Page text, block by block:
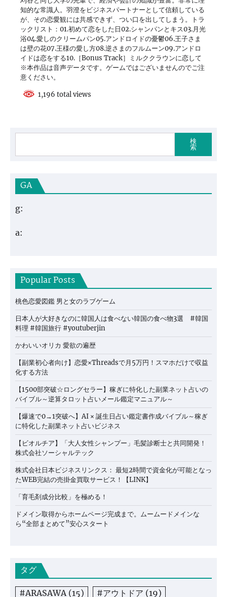
知的な常識人。羽澄をビジネスパートナーとして信頼している
が、その恋愛観には共感できず、つい口を出してしまう。トラ
ックリスト：01.初めて恋をした日02.シャンパンとキス03.月光
浴04.愛しのクリームパン05.アンドロイドの憂鬱06.王子さま
は壁の花07.王様の愛し方08.逆さまのフルムーン09.アンドロ
イドは恋をする10.［Bonus Track］ミルククラウンに恋して
※本作品は音声データです。ゲームではございませんのでご注
意ください。
1,196 total views
検
索
GA
g:
a:
Popular Posts
桃色恋愛図鑑 男と女のラブゲーム
日本人が大好きなのに韓国人は食べない韓国の食べ物3選 #韓国
料理 #韓国旅行 #youtuberjin
かわいいオリカ 愛欲の遍歴
【副業初心者向け】恋愛×Threadsで月5万円！スマホだけで収益
化する方法
【1500部突破☆ロングセラー】稼ぎに特化した副業ネット占いの
バイブル～逆算タロット占いメール鑑定マニュアル～
【爆速で0→1突破へ】AI × 誕生日占い鑑定書作成バイブル～稼ぎ
に特化した副業ネット占いビジネス
【ビオルチア】「大人女性シャンプー」毛髪診断士と共同開発！
株式会社ソーシャルテック
株式会社日本ビジネスリンクス： 最短2時間で資金化が可能となっ
たWEB完結の売掛金買取サービス！【LINK】
「育毛剤成分比較」を極める！
ドメイン取得からホームページ完成まで。ムームードメインな
ら“全部まとめて”安心スタート
タグ
#ARASAWA(15) #アウトドア (19)